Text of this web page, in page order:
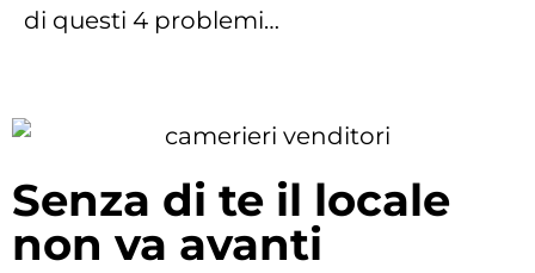
di questi 4 problemi…
Senza di te il locale
non va avanti